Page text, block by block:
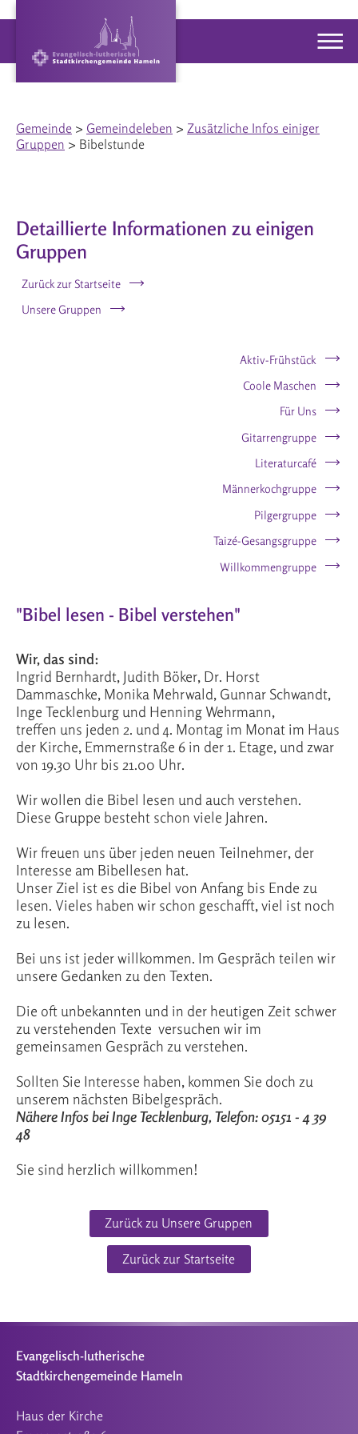
Gemeinde > Gemeindeleben > Zusätzliche Infos einiger
Gruppen > Bibelstunde
Detaillierte Informationen zu einigen
Gruppen
Zurück zur Startseite
Unsere Gruppen
Aktiv-Frühstück
Coole Maschen
Für Uns
Gitarrengruppe
Literaturcafé
Männerkochgruppe
Pilgergruppe
Taizé-Gesangsgruppe
Willkommengruppe
"Bibel lesen - Bibel verstehen"
Wir, das sind:
Ingrid Bernhardt, Judith Böker, Dr. Horst
Dammaschke, Monika Mehrwald, Gunnar Schwandt,
Inge Tecklenburg und Henning Wehrmann,
treffen uns jeden 2. und 4. Montag im Monat im Haus
der Kirche, Emmernstraße 6 in der 1. Etage, und zwar
von 19.30 Uhr bis 21.00 Uhr.
Wir wollen die Bibel lesen und auch verstehen.
Diese Gruppe besteht schon viele Jahren.
Wir freuen uns über jeden neuen Teilnehmer, der
Interesse am Bibellesen hat.
Unser Ziel ist es die Bibel von Anfang bis Ende zu
lesen. Vieles haben wir schon geschafft, viel ist noch
zu lesen.
Bei uns ist jeder willkommen. Im Gespräch teilen wir
unsere Gedanken zu den Texten.
Die oft unbekannten und in der heutigen Zeit schwer
zu verstehenden Texte versuchen wir im
gemeinsamen Gespräch zu verstehen.
Sollten Sie Interesse haben, kommen Sie doch zu
unserem nächsten Bibelgespräch.
Nähere Infos bei Inge Tecklenburg, Telefon: 05151 - 4 39
48
Sie sind herzlich willkommen!
Zurück zu Unsere Gruppen
Zurück zur Startseite
Evangelisch-lutherische
Stadtkirchengemeinde Hameln
Haus der Kirche